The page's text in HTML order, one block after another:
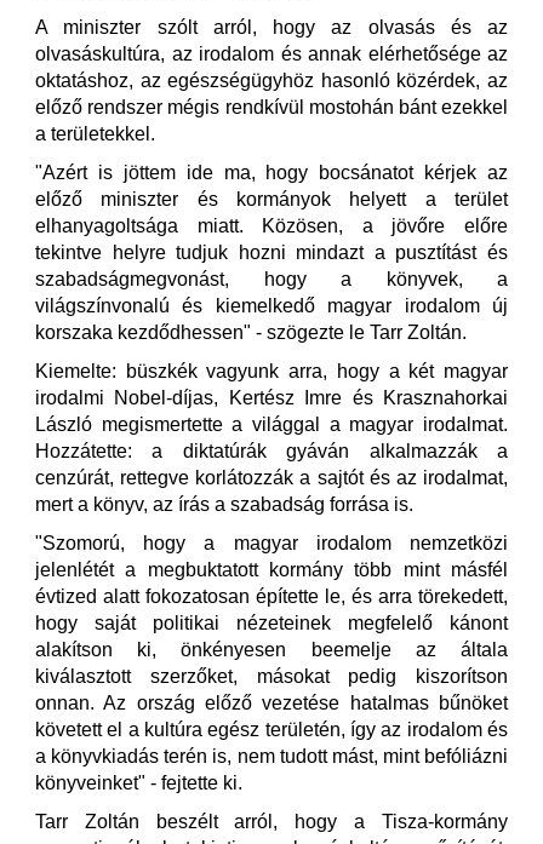
A miniszter szólt arról, hogy az olvasás és az
olvasáskultúra, az irodalom és annak elérhetősége az
oktatáshoz, az egészségügyhöz hasonló közérdek, az
előző rendszer mégis rendkívül mostohán bánt ezekkel
a területekkel.
"Azért is jöttem ide ma, hogy bocsánatot kérjek az
előző miniszter és kormányok helyett a terület
elhanyagoltsága miatt. Közösen, a jövőre előre
tekintve helyre tudjuk hozni mindazt a pusztítást és
szabadságmegvonást, hogy a könyvek, a
világszínvonalú és kiemelkedő magyar irodalom új
korszaka kezdődhessen" - szögezte le Tarr Zoltán.
Kiemelte: büszkék vagyunk arra, hogy a két magyar
irodalmi Nobel-díjas, Kertész Imre és Krasznahorkai
László megismertette a világgal a magyar irodalmat.
Hozzátette: a diktatúrák gyáván alkalmazzák a
cenzúrát, rettegve korlátozzák a sajtót és az irodalmat,
mert a könyv, az írás a szabadság forrása is.
"Szomorú, hogy a magyar irodalom nemzetközi
jelenlétét a megbuktatott kormány több mint másfél
évtized alatt fokozatosan építette le, és arra törekedett,
hogy saját politikai nézeteinek megfelelő kánont
alakítson ki, önkényesen beemelje az általa
kiválasztott szerzőket, másokat pedig kiszorítson
onnan. Az ország előző vezetése hatalmas bűnöket
követett el a kultúra egész területén, így az irodalom és
a könyvkiadás terén is, nem tudott mást, mint befóliázni
könyveinket" - fejtette ki.
Tarr Zoltán beszélt arról, hogy a Tisza-kormány